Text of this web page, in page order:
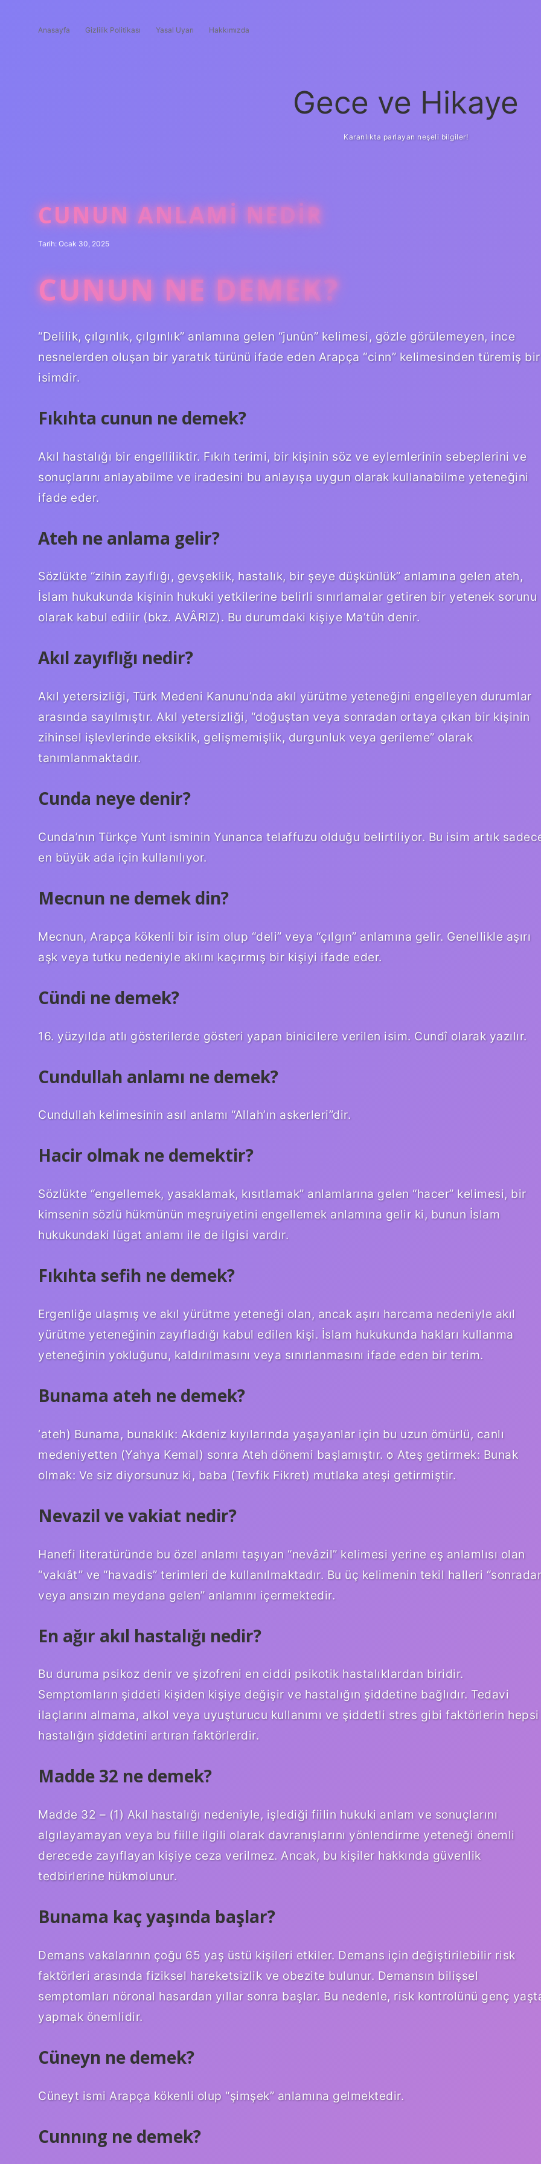
Anasayfa Gizlilik Politikası Yasal Uyarı Hakkımızda
Gece ve Hikaye
Karanlıkta parlayan neşeli bilgiler!
CUNUN ANLAMI NEDIR
Tarih: Ocak 30, 2025
CUNUN NE DEMEK?
“Delilik, çılgınlık, çılgınlık” anlamına gelen “junûn” kelimesi, gözle görülemeyen, ince
nesnelerden oluşan bir yaratık türünü ifade eden Arapça “cinn” kelimesinden türemiş bir
isimdir.
Fıkıhta cunun ne demek?
Akıl hastalığı bir engelliliktir. Fıkıh terimi, bir kişinin söz ve eylemlerinin sebeplerini ve
sonuçlarını anlayabilme ve iradesini bu anlayışa uygun olarak kullanabilme yeteneğini
ifade eder.
Ateh ne anlama gelir?
Sözlükte “zihin zayıflığı, gevşeklik, hastalık, bir şeye düşkünlük” anlamına gelen ateh,
İslam hukukunda kişinin hukuki yetkilerine belirli sınırlamalar getiren bir yetenek sorunu
olarak kabul edilir (bkz. AVÂRIZ). Bu durumdaki kişiye Ma’tûh denir.
Akıl zayıflığı nedir?
Akıl yetersizliği, Türk Medeni Kanunu’nda akıl yürütme yeteneğini engelleyen durumlar
arasında sayılmıştır. Akıl yetersizliği, “doğuştan veya sonradan ortaya çıkan bir kişinin
zihinsel işlevlerinde eksiklik, gelişmemişlik, durgunluk veya gerileme” olarak
tanımlanmaktadır.
Cunda neye denir?
Cunda’nın Türkçe Yunt isminin Yunanca telaffuzu olduğu belirtiliyor. Bu isim artık
en büyük ada için kullanılıyor.
Mecnun ne demek din?
Mecnun, Arapça kökenli bir isim olup “deli” veya “çılgın” anlamına gelir. Genellikle aşırı
aşk veya tutku nedeniyle aklını kaçırmış bir kişiyi ifade eder.
Cündi ne demek?
16. yüzyılda atlı gösterilerde gösteri yapan binicilere verilen isim. Cundî olarak yazılır.
Cundullah anlamı ne demek?
Cundullah kelimesinin asıl anlamı “Allah’ın askerleri”dir.
Hacir olmak ne demektir?
Sözlükte “engellemek, yasaklamak, kısıtlamak” anlamlarına gelen “hacer” kelimesi, bir
kimsenin sözlü hükmünün meşruiyetini engellemek anlamına gelir ki, bunun İslam
hukukundaki lügat anlamı ile de ilgisi vardır.
Fıkıhta sefih ne demek?
Ergenliğe ulaşmış ve akıl yürütme yeteneği olan, ancak aşırı harcama nedeniyle akıl
yürütme yeteneğinin zayıfladığı kabul edilen kişi. İslam hukukunda hakları kullanma
yeteneğinin yokluğunu, kaldırılmasını veya sınırlanmasını ifade eden bir terim.
Bunama ateh ne demek?
‘ateh) Bunama, bunaklık: Akdeniz kıyılarında yaşayanlar için bu uzun ömürlü, canlı
medeniyetten (Yahya Kemal) sonra Ateh dönemi başlamıştır. ѻ Ateş getirmek: Bunak
olmak: Ve siz diyorsunuz ki, baba (Tevfik Fikret) mutlaka ateşi getirmiştir.
Nevazil ve vakiat nedir?
Hanefi literatüründe bu özel anlamı taşıyan “nevâzil” kelimesi yerine eş anlamlısı olan
“vakıât” ve “havadis” terimleri de kullanılmaktadır. Bu üç kelimenin tekil halleri
veya ansızın meydana gelen” anlamını içermektedir.
En ağır akıl hastalığı nedir?
Bu duruma psikoz denir ve şizofreni en ciddi psikotik hastalıklardan biridir.
Semptomların şiddeti kişiden kişiye değişir ve hastalığın şiddetine bağlıdır. Tedavi
ilaçlarını almama, alkol veya uyuşturucu kullanımı ve şiddetli stres gibi faktörlerin hepsi
hastalığın şiddetini artıran faktörlerdir.
Madde 32 ne demek?
Madde 32 – (1) Akıl hastalığı nedeniyle, işlediği fiilin hukuki anlam ve sonuçlarını
algılayamayan veya bu fiille ilgili olarak davranışlarını yönlendirme yeteneği önemli
derecede zayıflayan kişiye ceza verilmez. Ancak, bu kişiler hakkında güvenlik
tedbirlerine hükmolunur.
Bunama kaç yaşında başlar?
Demans vakalarının çoğu 65 yaş üstü kişileri etkiler. Demans için değiştirilebilir risk
faktörleri arasında fiziksel hareketsizlik ve obezite bulunur. Demansın bilişsel
semptomları nöronal hasardan yıllar sonra başlar. Bu nedenle, risk kontrolünü genç
yapmak önemlidir.
Cüneyn ne demek?
Cüneyt ismi Arapça kökenli olup “şimşek” anlamına gelmektedir.
Cunnıng ne demek?